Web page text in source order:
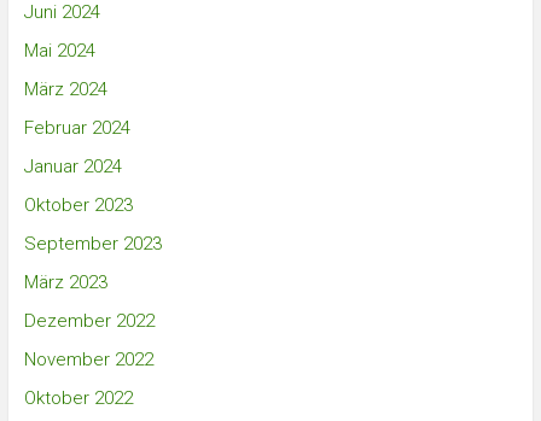
Juni 2024
Mai 2024
März 2024
Februar 2024
Januar 2024
Oktober 2023
September 2023
März 2023
Dezember 2022
November 2022
Oktober 2022